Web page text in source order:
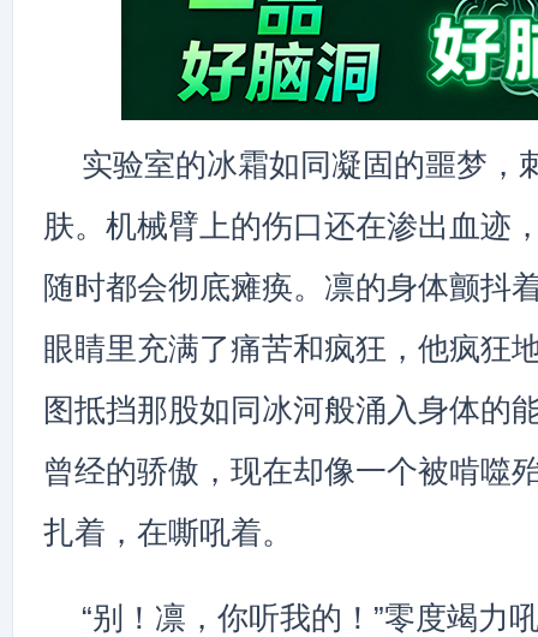
实验室的冰霜如同凝固的噩梦，
肤。机械臂上的伤口还在渗出血迹
随时都会彻底瘫痪。凛的身体颤抖
眼睛里充满了痛苦和疯狂，他疯狂
图抵挡那股如同冰河般涌入身体的
曾经的骄傲，现在却像一个被啃噬
扎着，在嘶吼着。
“别！凛，你听我的！”零度竭力